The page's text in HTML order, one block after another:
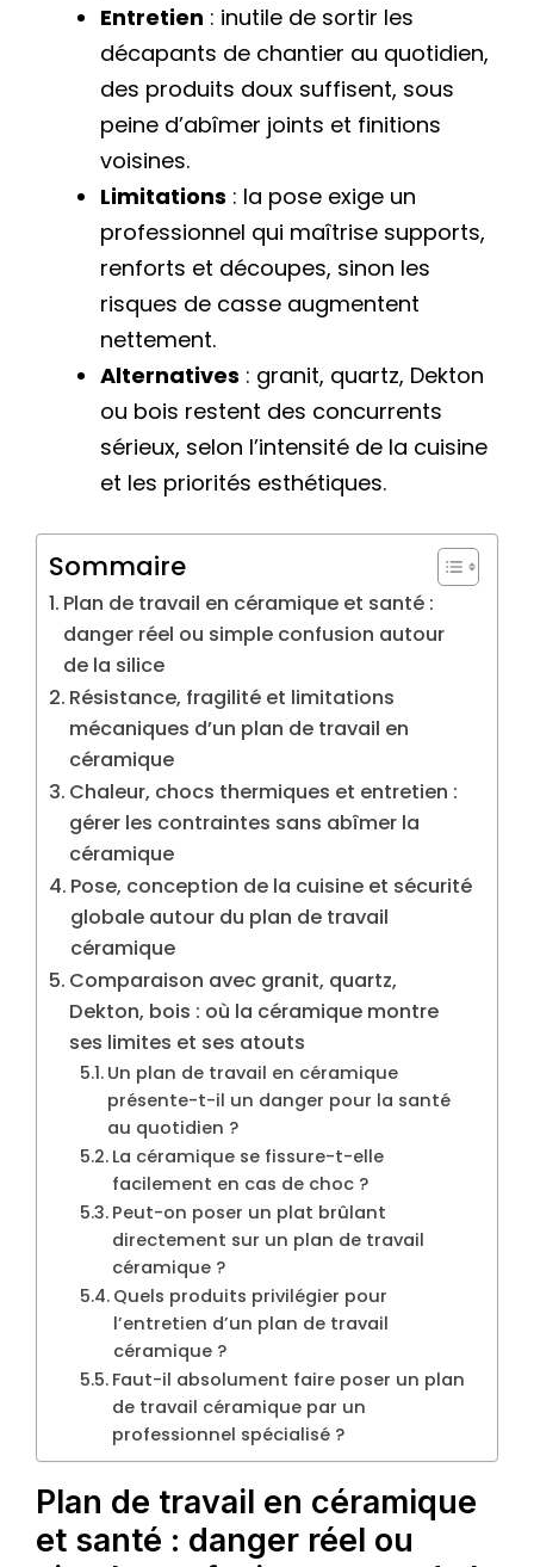
Entretien : inutile de sortir les
décapants de chantier au quotidien,
des produits doux suffisent, sous
peine d’abîmer joints et finitions
voisines.
Limitations : la pose exige un
professionnel qui maîtrise supports,
renforts et découpes, sinon les
risques de casse augmentent
nettement.
Alternatives : granit, quartz, Dekton
ou bois restent des concurrents
sérieux, selon l’intensité de la cuisine
et les priorités esthétiques.
Sommaire
Plan de travail en céramique et santé :
danger réel ou simple confusion autour
de la silice
Résistance, fragilité et limitations
mécaniques d’un plan de travail en
céramique
Chaleur, chocs thermiques et entretien :
gérer les contraintes sans abîmer la
céramique
Pose, conception de la cuisine et sécurité
globale autour du plan de travail
céramique
Comparaison avec granit, quartz,
Dekton, bois : où la céramique montre
ses limites et ses atouts
Un plan de travail en céramique
présente-t-il un danger pour la santé
au quotidien ?
La céramique se fissure-t-elle
facilement en cas de choc ?
Peut-on poser un plat brûlant
directement sur un plan de travail
céramique ?
Quels produits privilégier pour
l’entretien d’un plan de travail
céramique ?
Faut-il absolument faire poser un plan
de travail céramique par un
professionnel spécialisé ?
Plan de travail en céramique
et santé : danger réel ou